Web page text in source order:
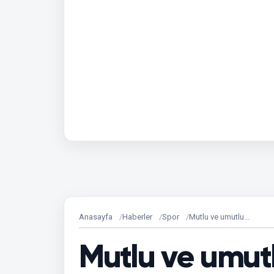
Anasayfa Haberler Spor Mutlu ve umutlu...
Mutlu ve